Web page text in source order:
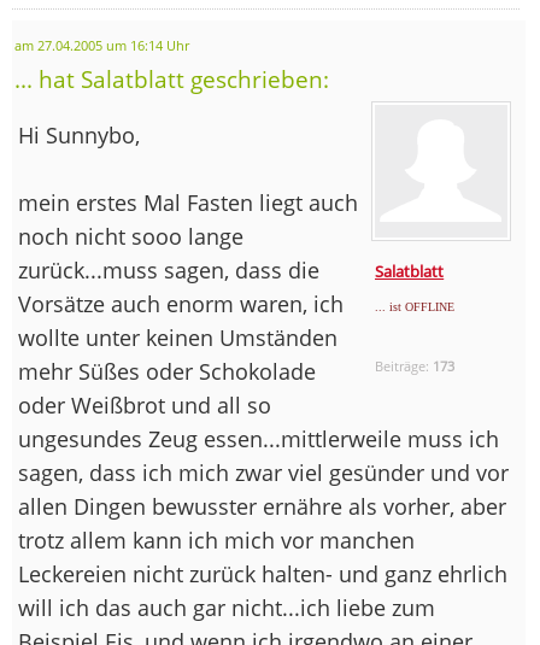
am 27.04.2005 um 16:14 Uhr
... hat Salatblatt geschrieben:
Salatblatt
... ist OFFLINE
Beiträge: 173
Hi Sunnybo,
mein erstes Mal Fasten liegt auch
noch nicht sooo lange
zurück...muss sagen, dass die
Vorsätze auch enorm waren, ich
wollte unter keinen Umständen
mehr Süßes oder Schokolade
oder Weißbrot und all so
ungesundes Zeug essen...mittlerweile muss ich
sagen, dass ich mich zwar viel gesünder und vor
allen Dingen bewusster ernähre als vorher, aber
trotz allem kann ich mich vor manchen
Leckereien nicht zurück halten- und ganz ehrlich
will ich das auch gar nicht...ich liebe zum